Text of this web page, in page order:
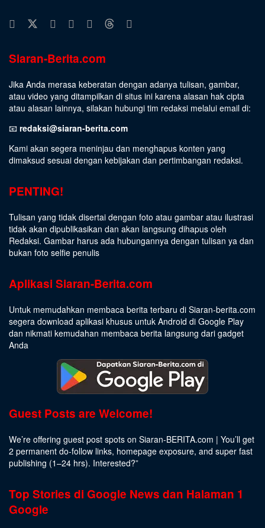
Siaran-Berita.com
Jika Anda merasa keberatan dengan adanya tulisan, gambar,
atau video yang ditampilkan di situs ini karena alasan hak cipta
atau alasan lainnya, silakan hubungi tim redaksi melalui email di:
📧 redaksi@siaran-berita.com
Kami akan segera meninjau dan menghapus konten yang
dimaksud sesuai dengan kebijakan dan pertimbangan redaksi.
PENTING!
Tulisan yang tidak disertai dengan foto atau gambar atau ilustrasi
tidak akan dipublikasikan dan akan langsung dihapus oleh
Redaksi. Gambar harus ada hubungannya dengan tulisan ya dan
bukan foto selfie penulis
Aplikasi Siaran-Berita.com
Untuk memudahkan membaca berita terbaru di Siaran-berita.com
segera download aplikasi khusus untuk Android di Google Play
dan nikmati kemudahan membaca berita langsung dari gadget
Anda
Guest Posts are Welcome!
We’re offering guest post spots on Siaran-BERITA.com | You’ll get
2 permanent do-follow links, homepage exposure, and super fast
publishing (1–24 hrs). Interested?”
Top Stories di Google News dan Halaman 1
Google